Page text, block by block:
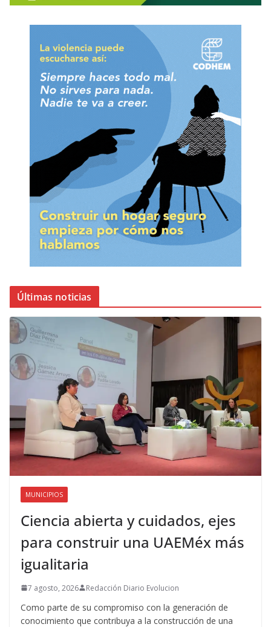
Últimas noticias
MUNICIPIOS
Ciencia abierta y cuidados, ejes
para construir una UAEMéx más
igualitaria
7 agosto, 2026 Redacción Diario Evolucion
Como parte de su compromiso con la generación de
conocimiento que contribuya a la construcción de una